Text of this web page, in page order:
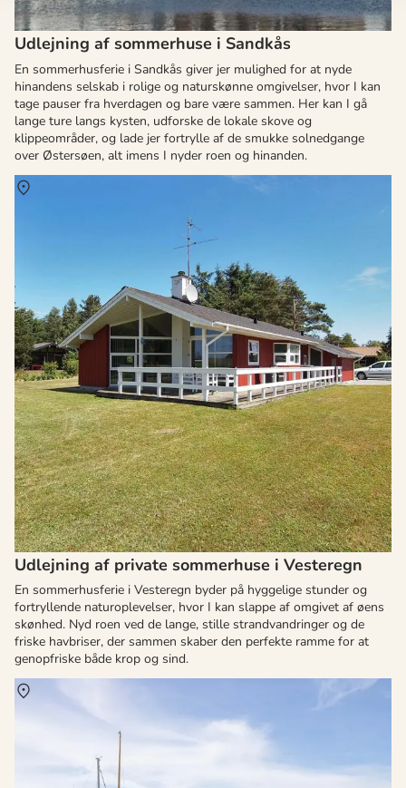
Udlejning af sommerhuse i Sandkås
En sommerhusferie i Sandkås giver jer mulighed for at nyde
hinandens selskab i rolige og naturskønne omgivelser, hvor I kan
tage pauser fra hverdagen og bare være sammen. Her kan I gå
lange ture langs kysten, udforske de lokale skove og
klippeområder, og lade jer fortrylle af de smukke solnedgange
over Østersøen, alt imens I nyder roen og hinanden.
Udlejning af private sommerhuse i Vesteregn
En sommerhusferie i Vesteregn byder på hyggelige stunder og
fortryllende naturoplevelser, hvor I kan slappe af omgivet af øens
skønhed. Nyd roen ved de lange, stille strandvandringer og de
friske havbriser, der sammen skaber den perfekte ramme for at
genopfriske både krop og sind.